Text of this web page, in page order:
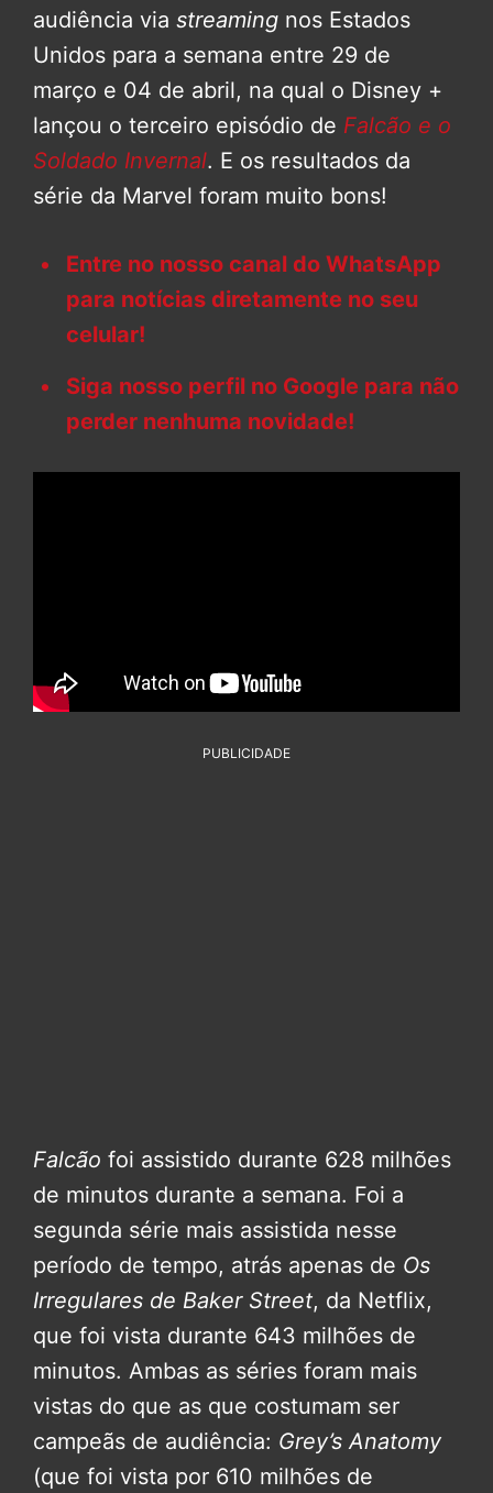
audiência via streaming nos Estados
Unidos para a semana entre 29 de
março e 04 de abril, na qual o Disney +
lançou o terceiro episódio de Falcão e o
Soldado Invernal. E os resultados da
série da Marvel foram muito bons!
Entre no nosso canal do WhatsApp
para notícias diretamente no seu
celular!
Siga nosso perfil no Google para não
perder nenhuma novidade!
PUBLICIDADE
Falcão foi assistido durante 628 milhões
de minutos durante a semana. Foi a
segunda série mais assistida nesse
período de tempo, atrás apenas de Os
Irregulares de Baker Street, da Netflix,
que foi vista durante 643 milhões de
minutos. Ambas as séries foram mais
vistas do que as que costumam ser
campeãs de audiência: Grey’s Anatomy
(que foi vista por 610 milhões de